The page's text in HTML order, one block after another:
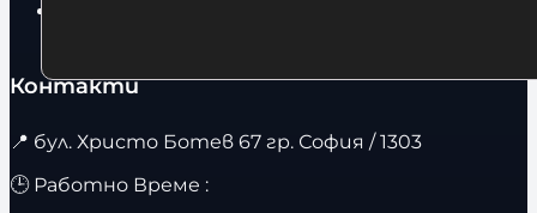
Контакти
📍 бул. Христо Ботев 67 гр. София / 1303
🕒 Работно Време :